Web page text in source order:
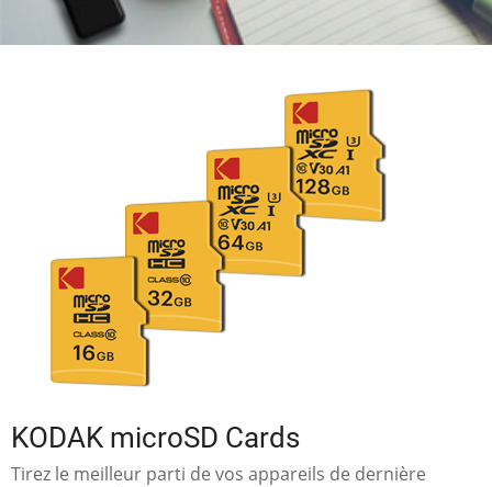
KODAK microSD Cards
Tirez le meilleur parti de vos appareils de dernière